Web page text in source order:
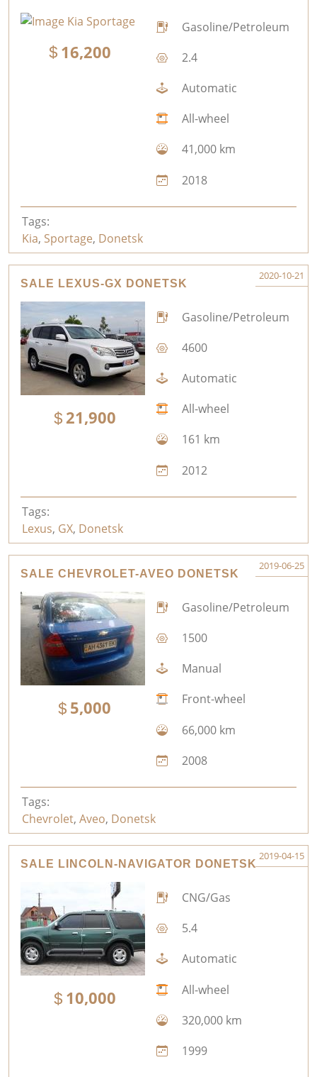
16,200
Gasoline/Petroleum
2.4
Automatic
All-wheel
41,000 km
2018
Tags:
Kia, Sportage, Donetsk
SALE LEXUS-GX DONETSK
2020-10-21
21,900
Gasoline/Petroleum
4600
Automatic
All-wheel
161 km
2012
Tags:
Lexus, GX, Donetsk
SALE CHEVROLET-AVEO DONETSK
2019-06-25
5,000
Gasoline/Petroleum
1500
Manual
Front-wheel
66,000 km
2008
Tags:
Chevrolet, Aveo, Donetsk
SALE LINCOLN-NAVIGATOR DONETSK
2019-04-15
10,000
CNG/Gas
5.4
Automatic
All-wheel
320,000 km
1999